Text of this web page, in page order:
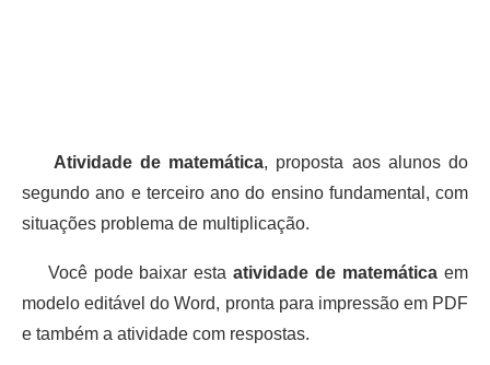
Atividade de matemática, proposta aos alunos do
segundo ano e terceiro ano do ensino fundamental, com
situações problema de multiplicação.
Você pode baixar estaatividade de matemática em
modelo editável do Word, pronta para impressão em PDF
e também a atividade com respostas.